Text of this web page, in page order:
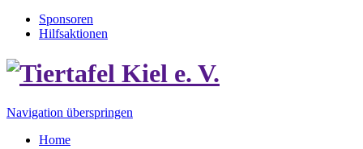
Sponsoren
Hilfsaktionen
Navigation überspringen
Home